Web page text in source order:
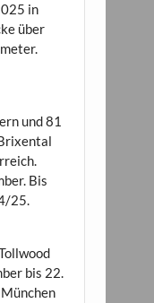
in
über
und 81
Bis
25.
bis 22.